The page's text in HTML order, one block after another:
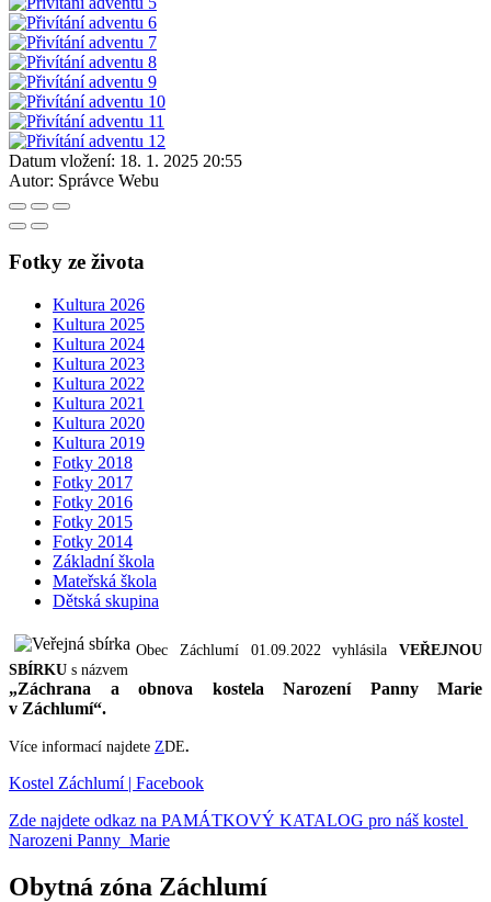
Datum vložení: 18. 1. 2025 20:55
Autor: Správce Webu
Fotky ze života
Kultura 2026
Kultura 2025
Kultura 2024
Kultura 2023
Kultura 2022
Kultura 2021
Kultura 2020
Kultura 2019
Fotky 2018
Fotky 2017
Fotky 2016
Fotky 2015
Fotky 2014
Základní škola
Mateřská škola
Dětská skupina
Obec Záchlumí 01.09.2022 vyhlásila VEŘEJNOU
SBÍRKU s názvem
„Záchrana a obnova kostela Narození Panny Marie
v Záchlumí“.
Více informací najdete ZDE.
Kostel Záchlumí | Facebook
Zde najdete odkaz na PAMÁTKOVÝ KATALOG pro náš kostel
Narozeni Panny Marie
Obytná zóna Záchlumí